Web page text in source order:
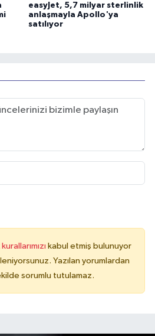
easyJet, 5,7 milyar sterlinlik
anlaşmayla Apollo'ya
satılıyor
kabul etmiş bulunuyor
Yazılan yorumlardan
sorumlu tutulamaz.